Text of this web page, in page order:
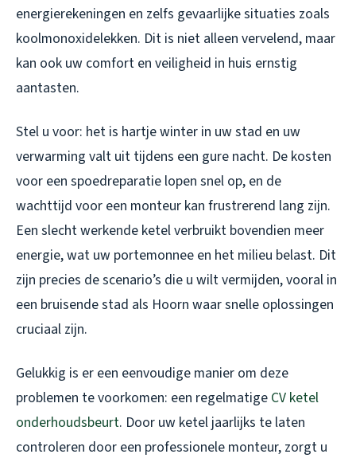
energierekeningen en zelfs gevaarlijke situaties zoals
koolmonoxidelekken. Dit is niet alleen vervelend, maar
kan ook uw comfort en veiligheid in huis ernstig
aantasten.
Stel u voor: het is hartje winter in uw stad en uw
verwarming valt uit tijdens een gure nacht. De kosten
voor een spoedreparatie lopen snel op, en de
wachttijd voor een monteur kan frustrerend lang zijn.
Een slecht werkende ketel verbruikt bovendien meer
energie, wat uw portemonnee en het milieu belast. Dit
zijn precies de scenario’s die u wilt vermijden, vooral in
een bruisende stad als Hoorn waar snelle oplossingen
cruciaal zijn.
Gelukkig is er een eenvoudige manier om deze
problemen te voorkomen: een regelmatige CV ketel
onderhoudsbeurt. Door uw ketel jaarlijks te laten
controleren door een professionele monteur, zorgt u